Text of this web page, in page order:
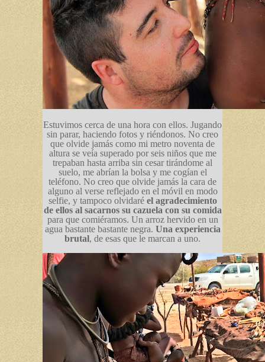
Estuvimos cerca de una hora con ellos. Jugando
sin parar, haciendo fotos y riéndonos. No creo
que olvide jamás como mi metro noventa de
altura se veía superado por seis niños que me
trepaban hasta arriba sin cesar tirándome al
suelo, me abrían la bolsa y me cogían el
teléfono. No creo que olvide jamás la cara de
alguno al verse reflejado en el móvil en modo
selfie, y tampoco olvidaré el agradecimiento
de ellos al sacarnos su cazuela con su comida
para que comiéramos. Un arroz hervido en un
agua bastante bastante negra. Una experiencia
brutal, de esas que le marcan a uno.